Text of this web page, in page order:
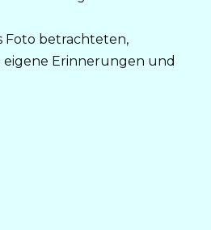
Foto betrachteten,
Erinnerungen und